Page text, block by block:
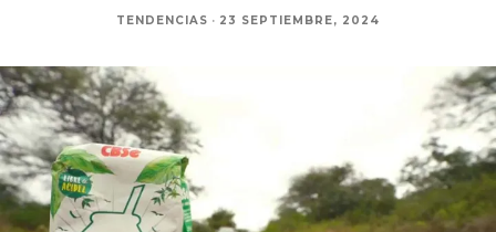
TENDENCIAS · 23 SEPTIEMBRE, 2024